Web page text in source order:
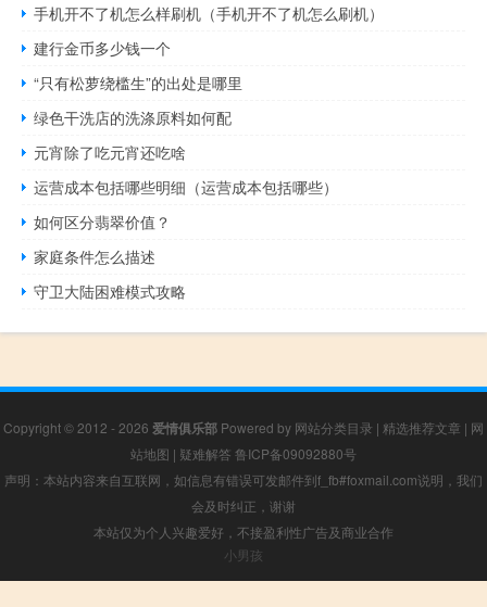
手机开不了机怎么样刷机（手机开不了机怎么刷机）
建行金币多少钱一个
“只有松萝绕槛生”的出处是哪里
绿色干洗店的洗涤原料如何配
元宵除了吃元宵还吃啥
运营成本包括哪些明细（运营成本包括哪些）
如何区分翡翠价值？
家庭条件怎么描述
守卫大陆困难模式攻略
Copyright © 2012 - 2026 爱情俱乐部 Powered by 网站分类目录 | 精选推荐文章 | 网
站地图 | 疑难解答 鲁ICP备09092880号
声明：本站内容来自互联网，如信息有错误可发邮件到f_fb#foxmail.com说明，我们
会及时纠正，谢谢
本站仅为个人兴趣爱好，不接盈利性广告及商业合作
小男孩